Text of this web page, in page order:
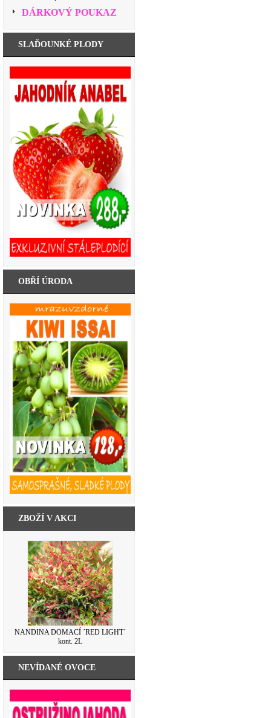
DÁRKOVÝ POUKAZ
SLAĎOUNKÉ PLODY
OBŘÍ ÚRODA
ZBOŽÍ V AKCI
NANDINA DOMACÍ ´RED LIGHT´
kont. 2L
NEVÍDANÉ OVOCE